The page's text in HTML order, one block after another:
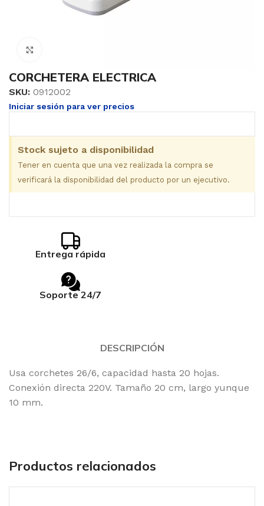
CORCHETERA ELECTRICA
SKU: 0912002
Iniciar sesión para ver precios
Stock sujeto a disponibilidad
Tener en cuenta que una vez realizada la compra se
verificará la disponibilidad del producto por un ejecutivo.
Entrega rápida
Soporte 24/7
DESCRIPCIÓN
Usa corchetes 26/6, capacidad hasta 20 hojas.
Conexión directa 220V. Tamaño 20 cm, largo yunque
10 mm.
Productos relacionados